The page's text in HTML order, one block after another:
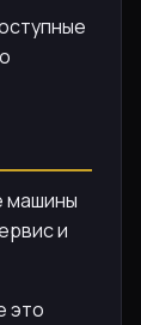
машины
и
это